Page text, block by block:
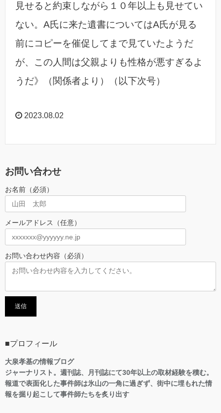
見せると約束しながら１０年以上も見せてい
ない。A氏に来た遺書についてはA氏が見る
前にコピーを催促してまで見ていたようだ
が、この人間は父親よりも性格が悪すぎるよ
うだ》（関係者より）（以下次号）
2023.08.02
お問い合わせ
お名前（必須）
メールアドレス（任意）
お問い合わせ内容（必須）
■プロフィール
大泉孝基の情報ブログ
ジャーナリスト。週刊誌、月刊誌にて30年以上の取材経験を積む。
報道で表面化した事件師は氷山の一角に過ぎず、街中に埋もれた情
報を掘り起こして事件師たちを炙り出す